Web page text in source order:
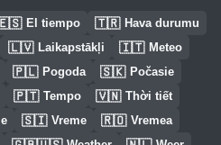
El tiempo 🇹🇷 Hava durumu
🇱🇻 Laikapstākļi 🇮🇹 Meteo
🇵🇱 Pogoda 🇸🇰 Počasie
🇵🇹 Tempo 🇻🇳 Thời tiết
🇸🇮 Vreme 🇷🇴 Vremea